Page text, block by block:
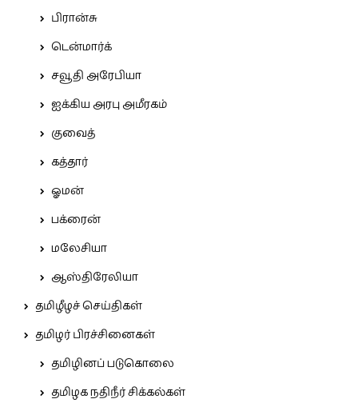
பிரான்சு
டென்மார்க்
சவூதி அரேபியா
ஐக்கிய அரபு அமீரகம்
குவைத்
கத்தார்
ஓமன்
பக்ரைன்
மலேசியா
ஆஸ்திரேலியா
தமிழீழச் செய்திகள்
தமிழர் பிரச்சினைகள்
தமிழினப் படுகொலை
தமிழக நதிநீர் சிக்கல்கள்